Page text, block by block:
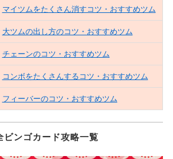
マイツムをたくさん消すコツ・おすすめツム
大ツムの出し方のコツ・おすすめツム
チェーンのコツ・おすすめツム
コンボをたくさんするコツ・おすすめツム
フィーバーのコツ・おすすめツム
ビンゴカード攻略一覧